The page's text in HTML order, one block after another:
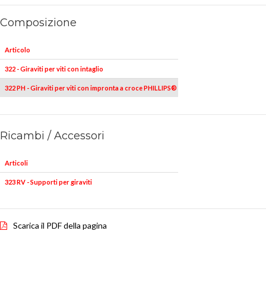
Composizione
Articolo
322 - Giraviti per viti con intaglio
322 PH - Giraviti per viti con impronta a croce PHILLIPS®
Ricambi / Accessori
Articoli
323 RV - Supporti per giraviti
Scarica il PDF della pagina